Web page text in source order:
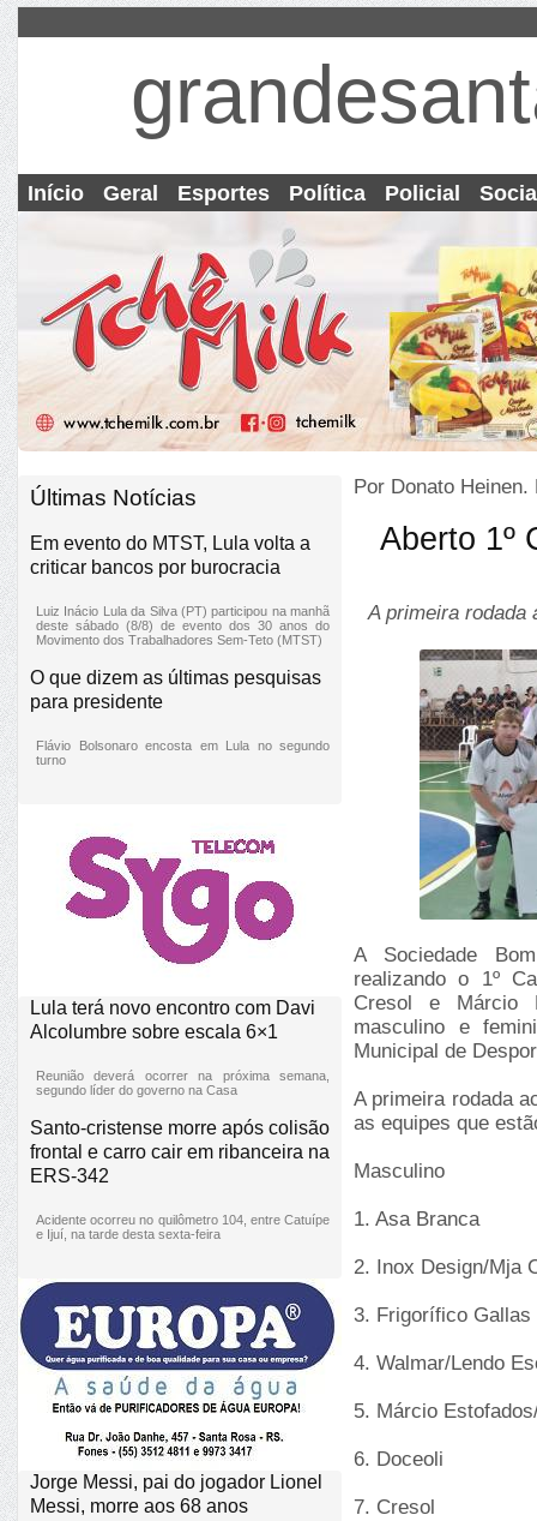
Início Geral Esportes Política Policial
Últimas Notícias
Em evento do MTST, Lula volta a
criticar bancos por burocracia
Luiz Inácio Lula da Silva (PT) participou na manhã
deste sábado (8/8) de evento dos 30 anos do
Movimento dos Trabalhadores Sem-Teto (MTST)
O que dizem as últimas pesquisas
para presidente
Flávio Bolsonaro encosta em Lula no segundo
turno
Lula terá novo encontro com Davi
Alcolumbre sobre escala 6×1
Reunião deverá ocorrer na próxima semana,
segundo líder do governo na Casa
Santo-cristense morre após colisão
frontal e carro cair em ribanceira na
ERS-342
Acidente ocorreu no quilômetro 104, entre Catuípe
e Ijuí, na tarde desta sexta-feira
Jorge Messi, pai do jogador Lionel
Messi, morre aos 68 anos
Por Donato Heinen.
Aberto 1º
A primeira rodada
A Sociedade
realizando o 1º
Cresol e Márcio
masculino e
Municipal de
A primeira rodada
as equipes que
Masculino
1. Asa Branca
2. Inox Design/Mja
3. Frigorífico Gallas
4. Walmar/Lendo
5. Márcio
6. Doceoli
7. Cresol